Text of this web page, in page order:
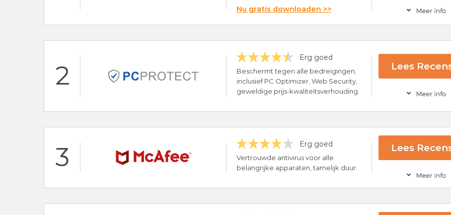
Nu gratis downloaden >>
Bescherming voor Windows, Mac, Android & iOS
Bescherming tegen Malware, Adware & Spyware
24/7 klantenservice
100% Gratis Antivirus Software
2
Erg goed
Beschermt tegen alle bedreigingen,
inclusief PC Optimizer, Web Security,
geweldige prijs-kwaliteitsverhouding.
Lees
24/7 klantenservice
30 dagen-geld-terug-garantie
Bezoek nu PC
3 Erg goed
Vertrouwde antivirus voor alle
belangrijke apparaten, tamelijk duur.
Lees